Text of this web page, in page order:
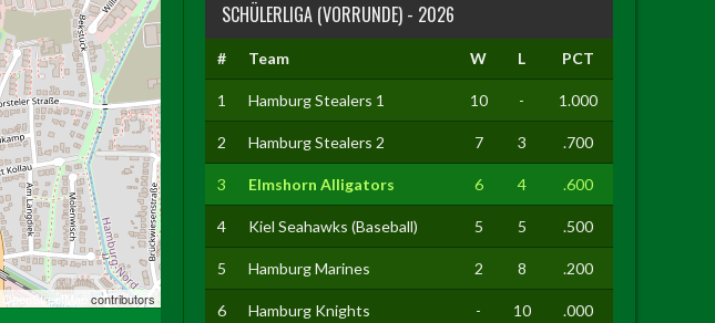
OpenStreetMap contributors
SCHÜLERLIGA (VORRUNDE) - 2026
# Team W L PCT
1 Hamburg Stealers 1 10 - 1.000
2 Hamburg Stealers 2 7 3 .700
3 Elmshorn Alligators 6 4 .600
4 Kiel Seahawks (Baseball) 5 5 .500
5 Hamburg Marines 2 8 .200
6 Hamburg Knights - 10 .000